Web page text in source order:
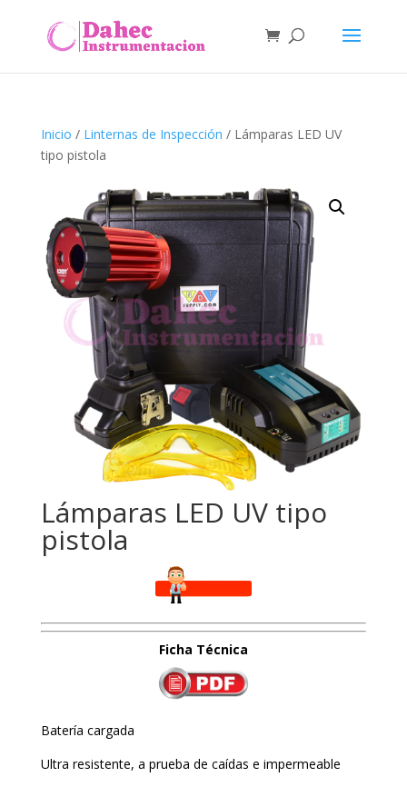
Inicio / Linternas de Inspección / Lámparas LED UV
tipo pistola
Lámparas LED UV tipo
pistola
Ficha Técnica
Batería cargada
Ultra resistente, a prueba de caídas e impermeable